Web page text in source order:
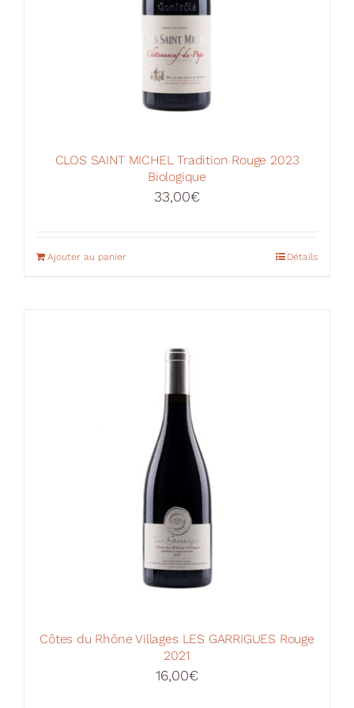
produit
CLOS SAINT MICHEL Tradition Rouge 2023
Biologique
33,00€
Ajouter au panier Détails
Côtes du Rhône Villages LES GARRIGUES Rouge
2021
16,00€